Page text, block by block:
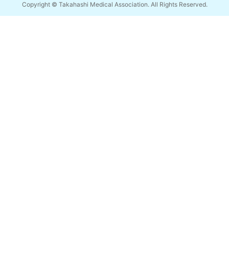
Copyright © Takahashi Medical Association. All Rights Reserved.